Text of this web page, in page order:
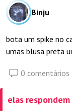
Binju
bota um spike no
umas blusa preta
0 comentários
elas respondem